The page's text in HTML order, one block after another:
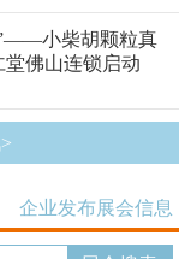
小柴胡颗粒真
佛山连锁启动
企业发布展会信息